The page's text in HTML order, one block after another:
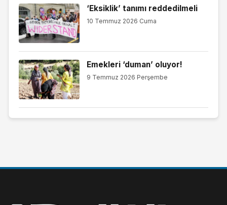
‘Eksiklik’ tanımı reddedilmeli
10 Temmuz 2026 Cuma
Emekleri ‘duman’ oluyor!
9 Temmuz 2026 Perşembe